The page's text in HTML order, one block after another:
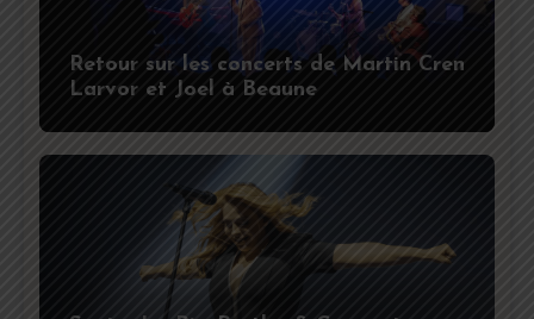
Retour sur les concerts de Martin Cren
Larvor et Joel à Beaune